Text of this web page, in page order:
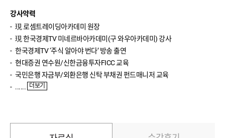
송재경(주식입문)
반종민(주식입문)
신성호(ETF입문)
이진우(환율)
강사약력
現로셈트레이딩아카데미원장
現한국경제TV미네르바아카데미(구와우아카데미)강사
한국경제TV‘주식알아야번다’방송출연
현대증권연수원/신한금융투자FICC교육
국민은행자금부/외환은행신탁부채권펀드매니저교육
...... 더보기